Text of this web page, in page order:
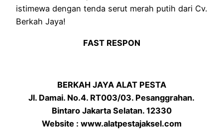
istimewa dengan tenda serut merah putih dari Cv.
Berkah Jaya!
FAST RESPON
BERKAH JAYA ALAT PESTA
Jl. Damai. No.4. RT003/03. Pesanggrahan.
Bintaro Jakarta Selatan. 12330
Website : www.alatpestajaksel.com